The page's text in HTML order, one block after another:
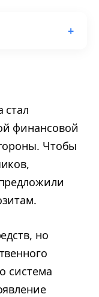
стал
финансовой
Чтобы
но
система